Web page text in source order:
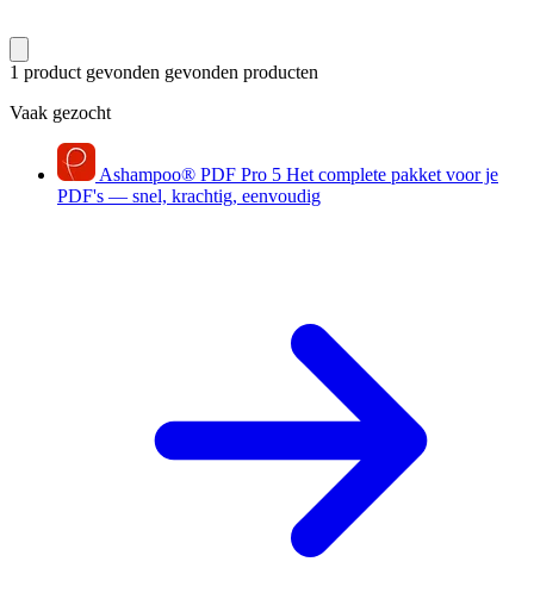
1 product gevonden gevonden producten
Vaak gezocht
Ashampoo® PDF Pro 5 Het complete pakket voor je
PDF's — snel, krachtig, eenvoudig